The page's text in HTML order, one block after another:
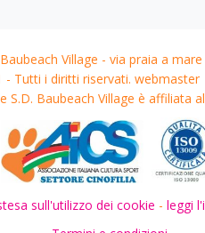
Village - via praia a
- Tutti i diritti riservati. webmaster
S.D. Baubeach Village è affiliata
sull'utilizzo dei cookie - leggi